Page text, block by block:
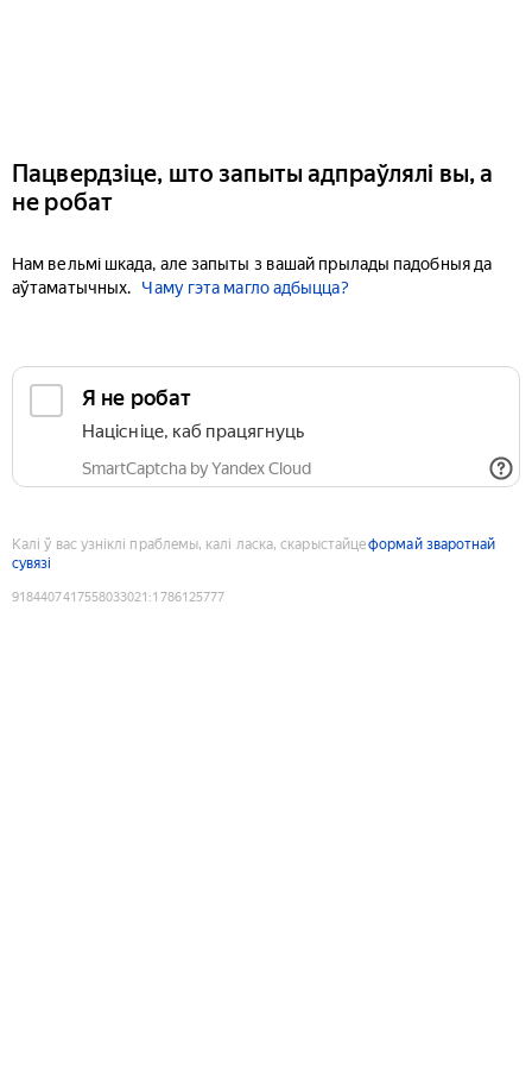
Пацвердзіце, што запыты адпраўлялі вы, а
не робат
Нам вельмі шкада, але запыты з вашай прылады падобныя да
аўтаматычных.
Чаму гэта магло адбыцца?
Я не робат
Націсніце, каб працягнуць
SmartCaptcha by Yandex Cloud
Калі ў вас узніклі праблемы, калі ласка, скарыстайцеформай зваротнай
сувязі
9184407417558033021 :1786125777